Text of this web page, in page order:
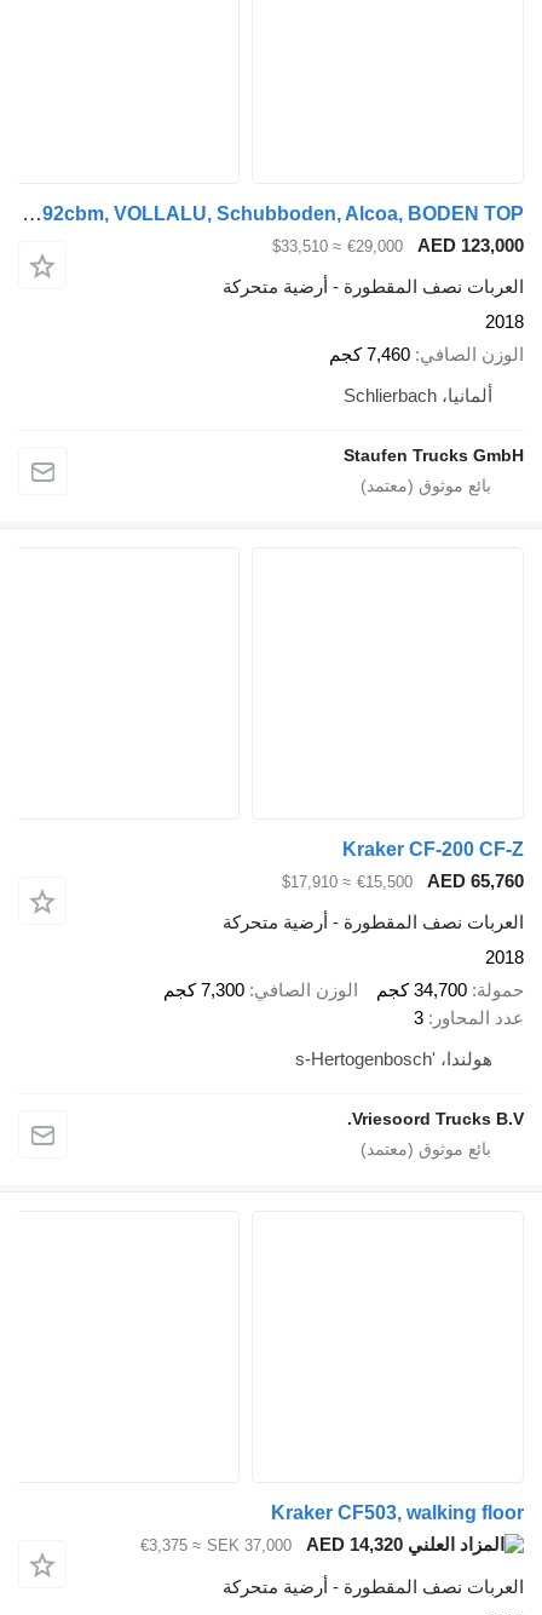
Kraker CF200 92cbm, VOLLALU, Schubboden, Alcoa, BODEN TOP !!
AED
€29,000
≈ $33,510
نصف المقطورة - أرضية متحركة
7,460 كجم
Staufen Trucks
Kraker CF-
AED
€15,500
≈ $17,910
نصف المقطورة - أرضية متحركة
34,700 كجم الوزن الصافي 7,300 كجم
3
Vriesoord
Kraker CF503,
SEK 37,000
≈ €3,375
نصف المقطورة - أرضية متحركة